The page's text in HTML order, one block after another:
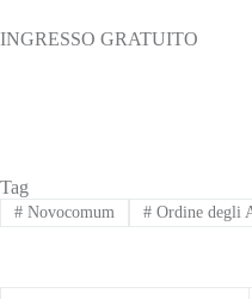
INGRESSO GRATUITO
Tag
#Novocomum #Ordine degli